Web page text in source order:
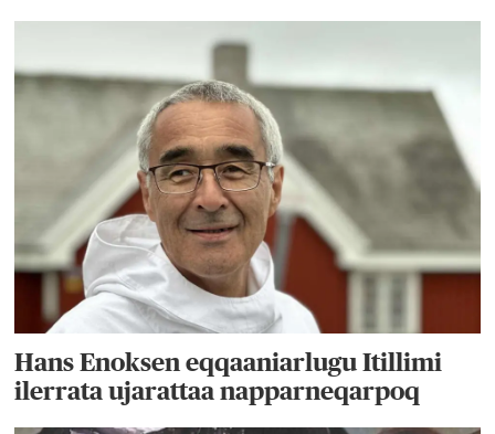
Hans Enoksen eqqaaniarlugu Itillimi
ilerrata ujarattaa napparneqarpoq